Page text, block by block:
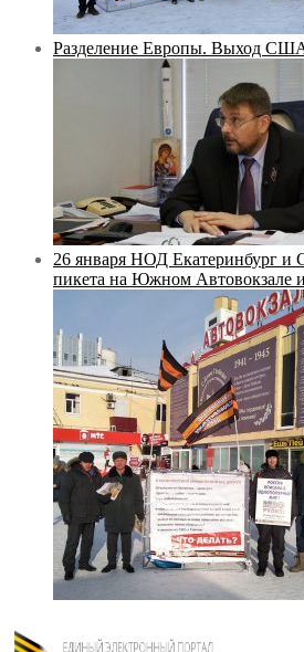
Разделение Европы. Выход
26 января НОД Екатеринбург и
пикета на Южном Автовокзале